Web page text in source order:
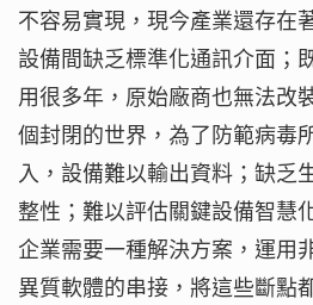
不容易實現，現今產業還存在
設備間缺乏標準化通訊介面；
用很多年，原始廠商也無法改
個封閉的世界，為了防範病毒
入，設備難以輸出資料；缺乏
整性；難以評估關鍵設備智慧
企業需要一種解決方案，運用
異質軟體的串接，將這些斷點